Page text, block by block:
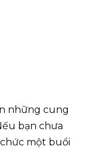
những cung
bạn chưa
một buổi